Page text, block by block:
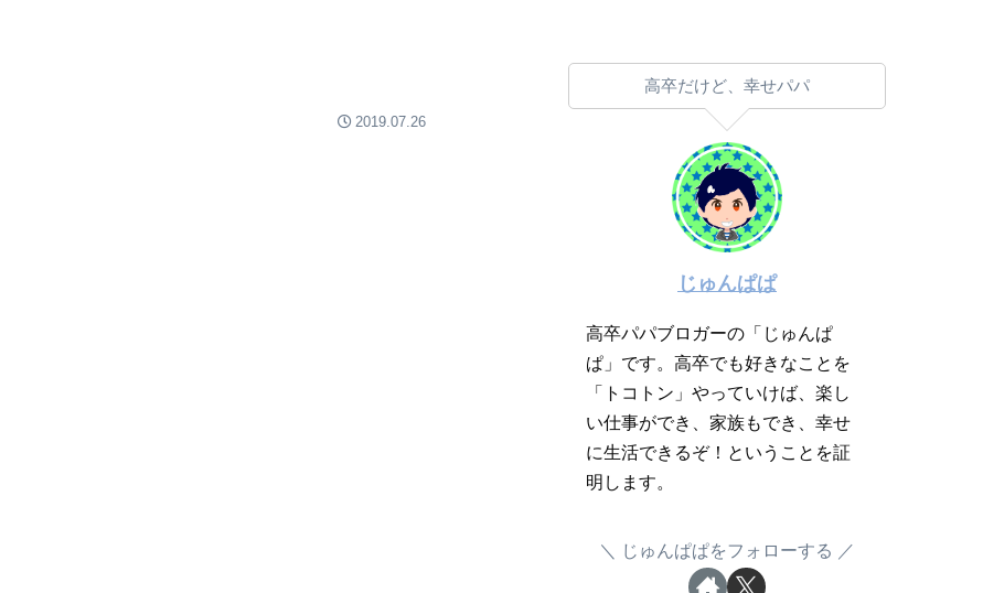
2019.07.26
高卒だけど、幸せパパ
じゅんぱぱ
高卒パパブロガーの「じゅんぱ
ぱ」です。高卒でも好きなことを
「トコトン」やっていけば、楽し
い仕事ができ、家族もでき、幸せ
に生活できるぞ！ということを証
明します。
じゅんぱぱをフォローする